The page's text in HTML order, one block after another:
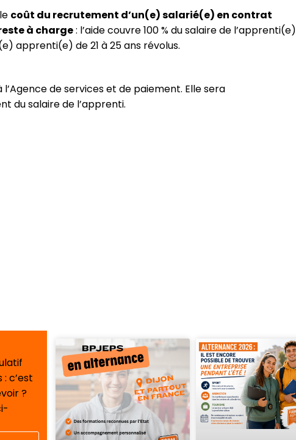
coût du recrutement d’un(e) salarié(e) en contrat
à charge: l’aide couvre 100 % du salaire de l’apprenti(e)
apprenti(e) de 21 à 25 ans révolus.
l’Agence de services et de paiement. Elle sera
du salaire de l’apprenti.
c’est
?